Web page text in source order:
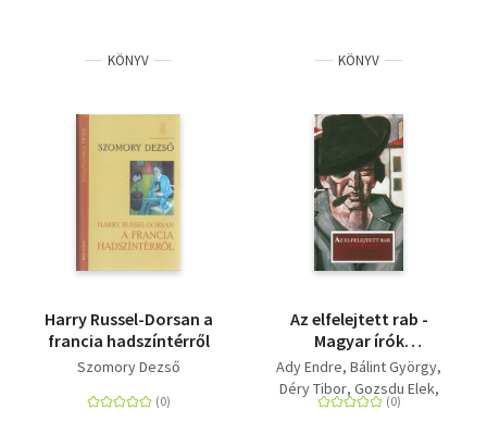
KÖNYV
Harry Russel-Dorsan a
francia hadszíntérről
Szomory Dezső
KÖNYV
Az elfelejtett rab -
Magyar írók
börtönnovellái
Ady Endre Bálint György
Déry Tibor Gozsdu Elek
Heltai Jenő